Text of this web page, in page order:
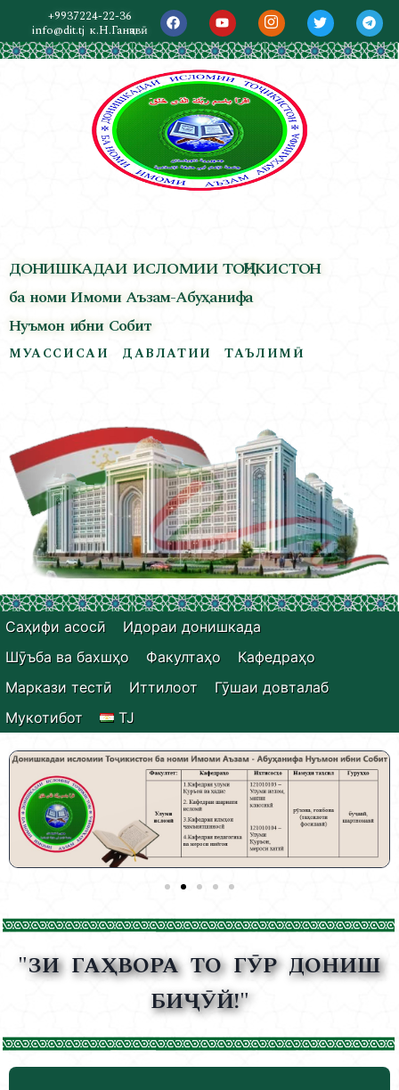
+9937224-22-36
info@dit.tj к.Н.Ганҷавӣ
ДОНИШКАДАИ ИСЛОМИИ ТОҶИКИСТОН
ба номи Имоми Аъзам-Абуҳанифа
Нуъмон ибни Собит
МУАССИСАИ ДАВЛАТИИ ТАЪЛИМӢ
Саҳифи асосӣ
Идораи донишкада
Шӯъба ва бахшҳо
Факултаҳо
Кафедраҳо
Маркази тестӣ
Иттилоот
Гӯшаи довталаб
Мукотибот
TJ
"ЗИ ГАҲВОРА ТО ГӮР ДОНИШ
БИҶӮЙ!"